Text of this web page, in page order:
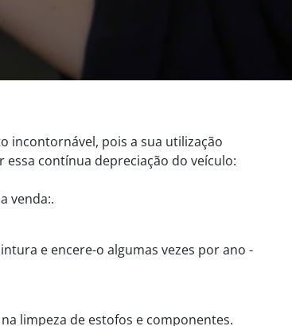
incontornável, pois a sua utilização
contínua depreciação do veículo:
venda:.
e encere-o algumas vezes por ano -
limpeza de estofos e componentes.